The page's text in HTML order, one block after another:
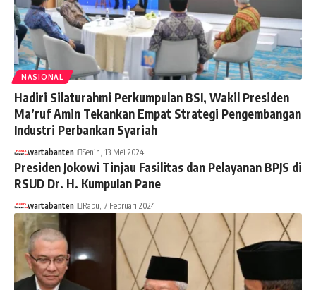
NASIONAL
Hadiri Silaturahmi Perkumpulan BSI, Wakil Presiden
Ma’ruf Amin Tekankan Empat Strategi Pengembangan
Industri Perbankan Syariah
wartabanten Senin, 13 Mei 2024
Presiden Jokowi Tinjau Fasilitas dan Pelayanan BPJS di
RSUD Dr. H. Kumpulan Pane
wartabanten Rabu, 7 Februari 2024